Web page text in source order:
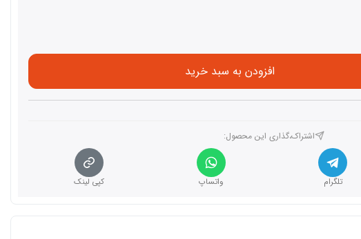
افزودن به سبد خرید
اشتراک،گذاری این محصول‌:
تلگرام واتساپ کپی لینک